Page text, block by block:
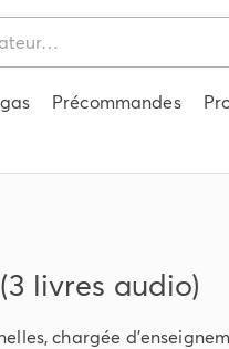
Précommandes
(3 livres audio)
chargée